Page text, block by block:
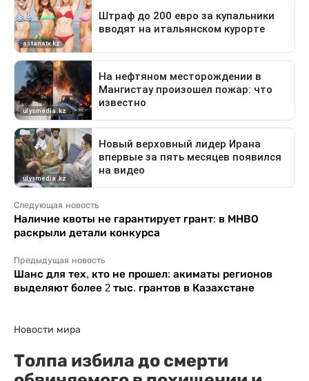
Следующая новость
Наличие квоты не гарантирует грант: в МНВО
раскрыли детали конкурса
Предыдущая новость
Шанс для тех, кто не прошел: акиматы регионов
выделяют более 2 тыс. грантов в Казахстане
Новости мира
Толпа избила до смерти